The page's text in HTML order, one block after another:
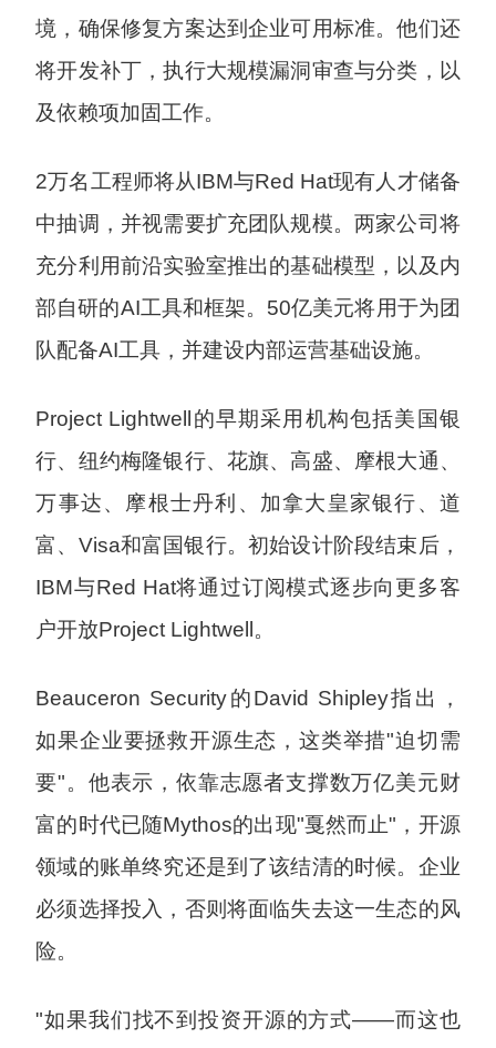
境，确保修复方案达到企业可用标准。他们还
将开发补丁，执行大规模漏洞审查与分类，以
及依赖项加固工作。
2万名工程师将从IBM与Red Hat现有人才储备
中抽调，并视需要扩充团队规模。两家公司将
充分利用前沿实验室推出的基础模型，以及内
部自研的AI工具和框架。50亿美元将用于为团
队配备AI工具，并建设内部运营基础设施。
Project Lightwell的早期采用机构包括美国银
行、纽约梅隆银行、花旗、高盛、摩根大通、
万事达、摩根士丹利、加拿大皇家银行、道
富、Visa和富国银行。初始设计阶段结束后，
IBM与Red Hat将通过订阅模式逐步向更多客
户开放Project Lightwell。
Beauceron Security的David Shipley指出，
如果企业要拯救开源生态，这类举措"迫切需
要"。他表示，依靠志愿者支撑数万亿美元财
富的时代已随Mythos的出现"戛然而止"，开源
领域的账单终究还是到了该结清的时候。企业
必须选择投入，否则将面临失去这一生态的风
险。
"如果我们找不到投资开源的方式——而这也